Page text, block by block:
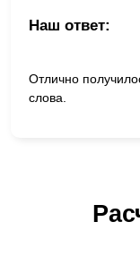
Наш ответ:
Отлично
слова.